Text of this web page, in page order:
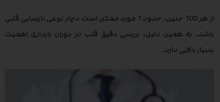
از هر 100 جنین، حدود 1 مورد ممکن است دچار نوعی نارسایی قلبی
باشد. به همین دلیل، بررسی دقیق قلب در دوران بارداری اهمیت
بسیار بالایی دارد.